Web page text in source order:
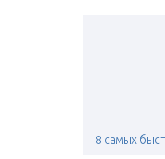
8 самых